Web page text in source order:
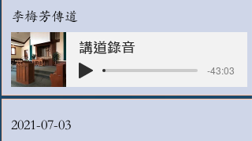
李梅芳傳道
講道錄音
-43:03
2021-07-03